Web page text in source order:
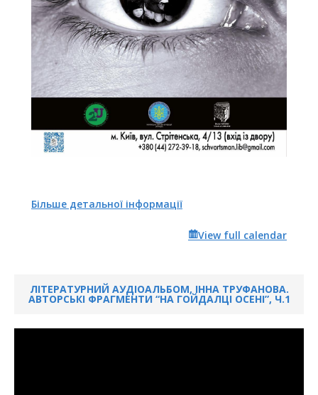
Більше детальної інформації
View full calendar
ЛІТЕРАТУРНИЙ АУДІОАЛЬБОМ, ІННА ТРУФАНОВА.
АВТОРСЬКІ ФРАГМЕНТИ “НА ГОЙДАЛЦІ ОСЕНІ”, Ч.1